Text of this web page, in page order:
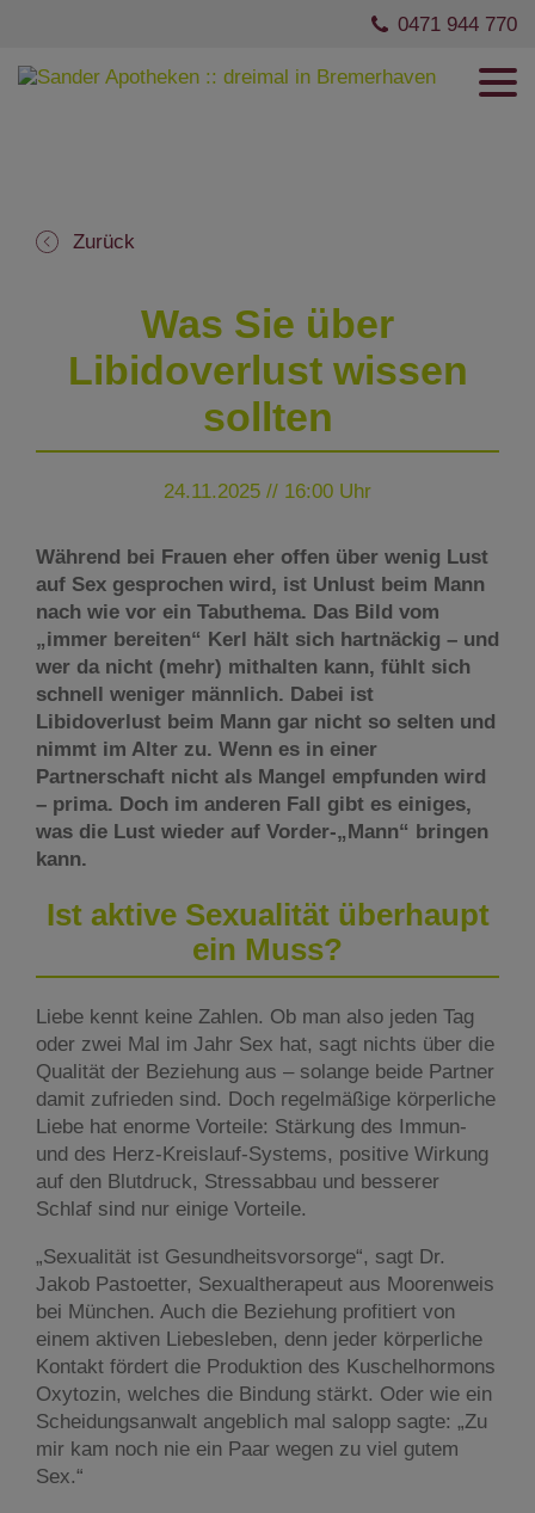
0471 944 770
Zurück
Was Sie über
Libidoverlust wissen
sollten
24.11.2025 // 16:00 Uhr
Während bei Frauen eher offen über wenig Lust
auf Sex gesprochen wird, ist Unlust beim Mann
nach wie vor ein Tabuthema. Das Bild vom
„immer bereiten“ Kerl hält sich hartnäckig – und
wer da nicht (mehr) mithalten kann, fühlt sich
schnell weniger männlich. Dabei ist
Libidoverlust beim Mann gar nicht so selten und
nimmt im Alter zu. Wenn es in einer
Partnerschaft nicht als Mangel empfunden wird
– prima. Doch im anderen Fall gibt es einiges,
was die Lust wieder auf Vorder-„Mann“ bringen
kann.
Ist aktive Sexualität überhaupt
ein Muss?
Liebe kennt keine Zahlen. Ob man also jeden Tag
oder zwei Mal im Jahr Sex hat, sagt nichts über die
Qualität der Beziehung aus – solange beide Partner
damit zufrieden sind. Doch regelmäßige körperliche
Liebe hat enorme Vorteile: Stärkung des Immun-
und des Herz-Kreislauf-Systems, positive Wirkung
auf den Blutdruck, Stressabbau und besserer
Schlaf sind nur einige Vorteile.
„Sexualität ist Gesundheitsvorsorge“, sagt Dr.
Jakob Pastoetter, Sexualtherapeut aus Moorenweis
bei München. Auch die Beziehung profitiert von
einem aktiven Liebesleben, denn jeder körperliche
Kontakt fördert die Produktion des Kuschelhormons
Oxytozin, welches die Bindung stärkt. Oder wie ein
Scheidungsanwalt angeblich mal salopp sagte: „Zu
mir kam noch nie ein Paar wegen zu viel gutem
Sex.“